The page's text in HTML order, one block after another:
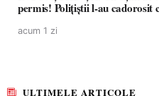
permis! Polițiștii l-au cadorosit
acum 1 zi
ULTIMELE ARTICOLE